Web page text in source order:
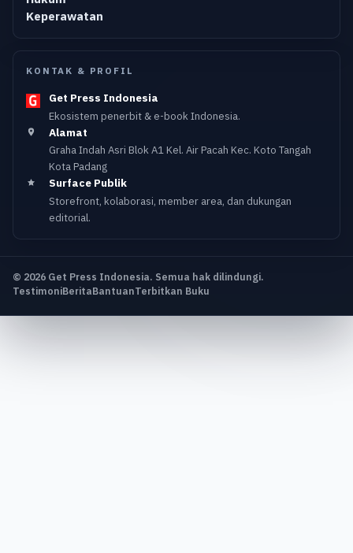
Keperawatan
KONTAK & PROFIL
Get Press Indonesia
Ekosistem penerbit & e-book Indonesia.
Alamat
Graha Indah Asri Blok A1 Kel. Air Pacah Kec. Koto Tangah
Kota Padang
Surface Publik
Storefront, kolaborasi, member area, dan dukungan
editorial.
© 2026 Get Press Indonesia. Semua hak dilindungi.
TestimoniBeritaBantuanTerbitkan Buku